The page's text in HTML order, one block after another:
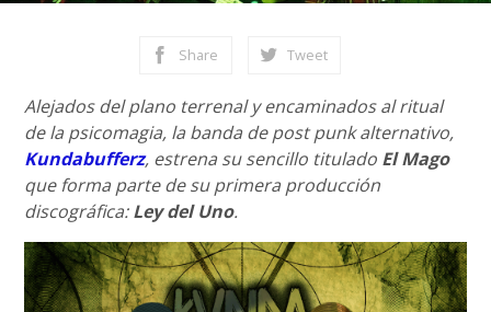
Share Tweet
Alejados del plano terrenal y encaminados al ritual
de la psicomagia, la banda de post punk alternativo,
Kundabufferz, estrena su sencillo titulado El Mago
que forma parte de su primera producción
discográfica:Ley del Uno.